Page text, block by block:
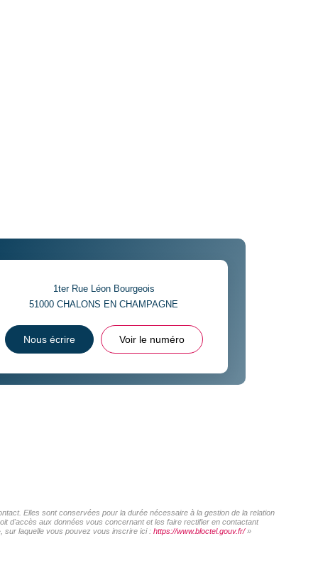
1ter Rue Léon Bourgeois
51000CHALONS EN CHAMPAGNE
Nous écrire Voir le numéro
Elles sont conservées pour la durée nécessaire à la gestion de la relation
d'accès aux données vous concernant et les faire rectifier en contactant
sur laquelle vous pouvez vous inscrire ici : https://www.bloctel.gouv.fr/»